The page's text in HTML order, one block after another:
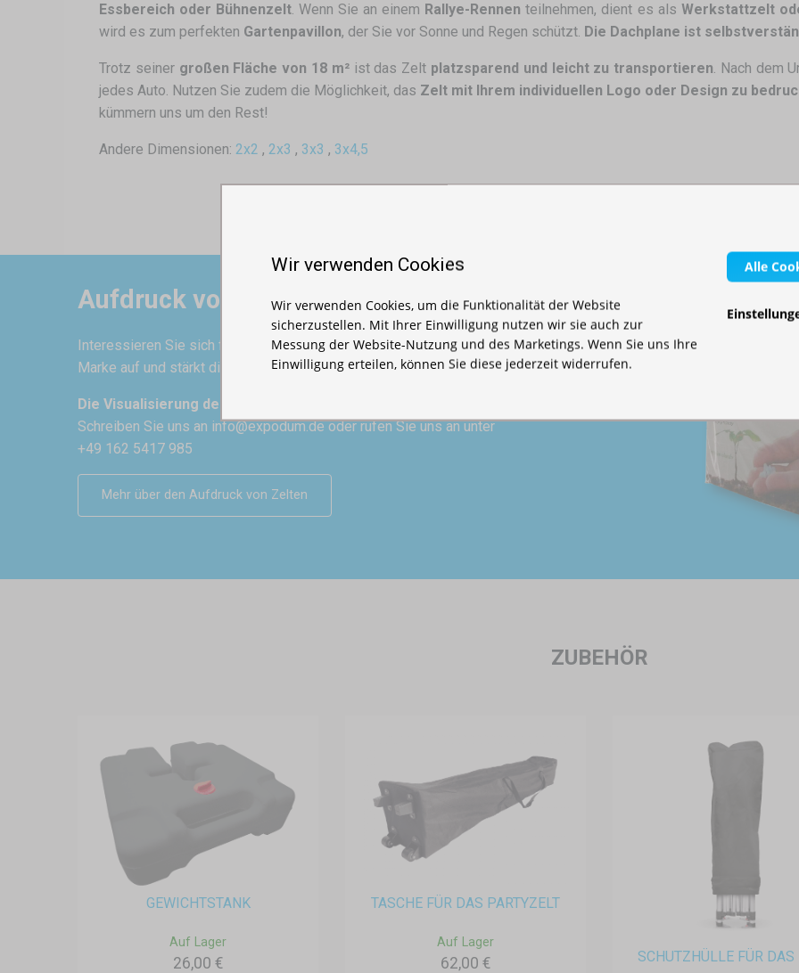
Essbereich oder Bühnenzelt. Wenn Sie an einem Rallye-Rennen teilnehmen, dient es als Werkstattzelt
wird es zum perfekten Gartenpavillon, der Sie vor Sonne und Regen schützt. Die Dachplane ist
Trotz seiner großen Fläche von 18 m²ist das Zelt platzsparend und leicht zu transportieren. Nach dem
jedes Auto. Nutzen Sie zudem die Möglichkeit, das Zelt mit Ihrem individuellen Logo oder Design zu
kümmern uns um den Rest!
Andere Dimensionen: 2x2 , 2x3 , 3x3 , 3x4,5
Aufdruck von Zelten
Interessieren Sie sich für ein Zelt mit Aufdruck? Ein bedrucktes Zelt wertet Ihre
Marke auf und stärkt die Glaubwürdigkeit.
Die Visualisierung des Aufdrucks erstellen wir kostenlos für Sie.
Schreiben Sie uns an info@expodum.deoder rufen Sie uns an unter
+49 162 5417 985
Mehr über den Aufdruck von Zelten
ZUBEHÖR
GEWICHTSTANK
Auf Lager
26,00 €
TASCHE FÜR DAS PARTYZELT
Auf Lager
62,00 € SCHUTZHÜLLE FÜR DAS
Wir verwenden Cookies
Wir verwenden Cookies, um die Funktionalität der Website
sicherzustellen. Mit Ihrer Einwilligung nutzen wir sie auch zur
Messung der Website-Nutzung und des Marketings. Wenn Sie uns Ihre
Einwilligung erteilen, können Sie diese jederzeit widerrufen.
Alle